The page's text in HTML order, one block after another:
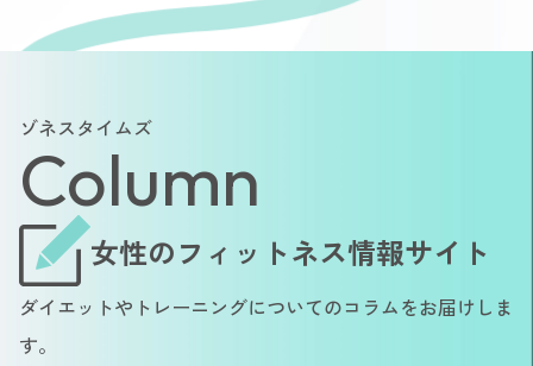
ゾネスタイムズ
Column
女性のフィットネス情報サイト
ダイエットやトレーニングについてのコラムをお届けしま
す。